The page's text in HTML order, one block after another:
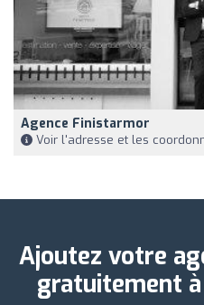
Agence Finistarmor
Voir l'adresse et les
Ajoutez votre
gratuitement